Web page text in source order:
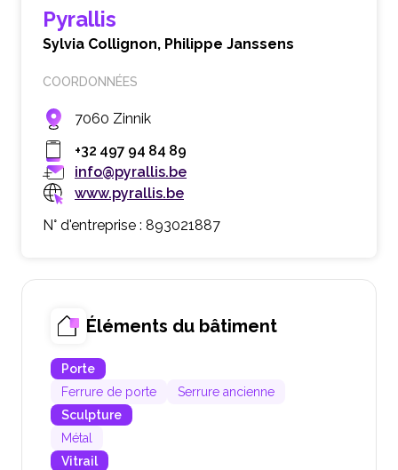
Pyrallis
Sylvia Collignon, Philippe Janssens
COORDONNÉES
7060 Zinnik
+32 497 94 84 89
info@pyrallis.be
www.pyrallis.be
N° d'entreprise : 893021887
Éléments du bâtiment
Porte
Ferrure de porte
Serrure ancienne
Sculpture
Métal
Vitrail